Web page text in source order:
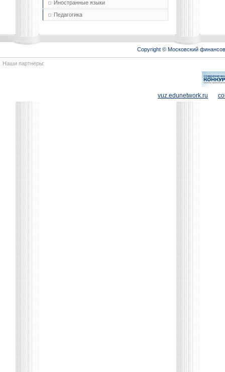
Иностранные языки
Педагогика
Copyright © Московский
Наши партнеры:
vuz.edunetwork.ru